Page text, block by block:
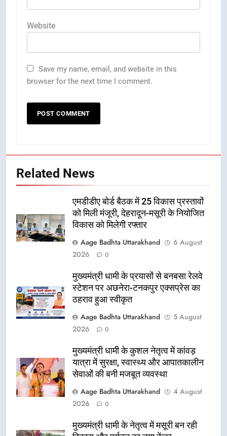
Website
Save my name, email, and website in this
browser for the next time I comment.
Related News
एमडीडीए बोर्ड बैठक में 25 विकास प्रस्तावों
को मिली मंजूरी, देहरादून-मसूरी के नियोजित
विकास को मिलेगी रफ्तार
Aage Badhta Uttarakhand
6 August
2026
0
मुख्यमंत्री धामी के प्रयासों से बनबसा रेलवे
स्टेशन पर अछनेरा-टनकपुर एक्सप्रेस का
ठहराव हुआ स्वीकृत
Aage Badhta Uttarakhand
5 August
2026
0
मुख्यमंत्री धामी के कुशल नेतृत्व में कांवड़
यात्रा में सुरक्षा, स्वास्थ्य और आपातकालीन
सेवाओं की बनी मजबूत व्यवस्था
Aage Badhta Uttarakhand
4 August
2026
0
मुख्यमंत्री धामी के नेतृत्व में मसूरी बन रही